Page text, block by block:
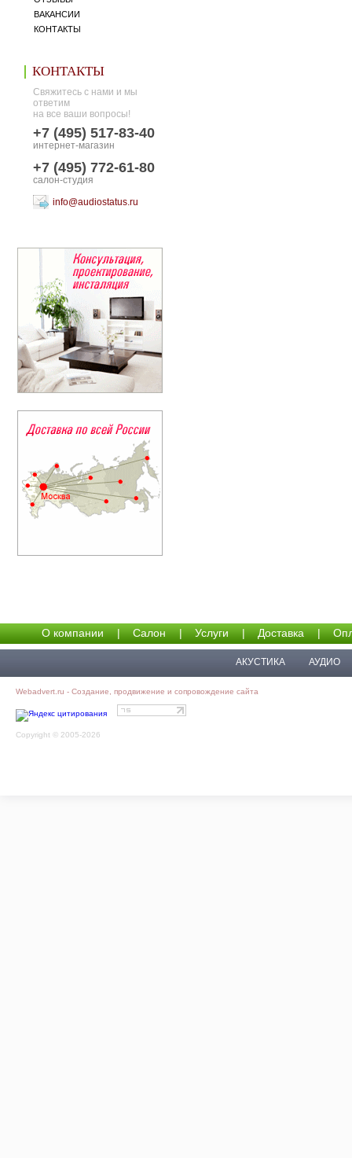
ВАКАНСИИ
КОНТАКТЫ
КОНТАКТЫ
Свяжитесь с нами и мы
ответим
на все ваши вопросы!
+7 (495) 517-83-40
интернет-магазин
+7 (495) 772-61-80
салон-студия
info@audiostatus.ru
О компании | Салон | Услуги | Доставка |
АКУСТИКА АУДИО
Webadvert.ru - Создание, продвижение и сопровождение сайта
Copyright © 2005-2026